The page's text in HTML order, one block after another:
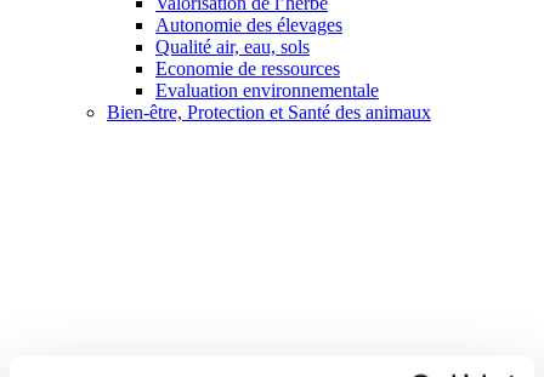
Autonomie des élevages
Qualité air, eau, sols
Economie de ressources
Evaluation environnementale
Bien-être, Protection et Santé des animaux